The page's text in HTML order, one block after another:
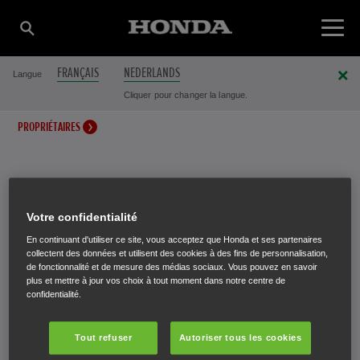
Langue FRANÇAIS NEDERLANDS
Cliquer pour changer la langue.
PROPRIÉTAIRES
INFORMATION GARANTIE EN
PÉRIODE DE CORONAVIRUS
réparation requise n’a pas été possible en raison des
Votre confidentialité
En continuant d'utiliser ce site, vous acceptez que Honda et ses partenaires
collectent des données et utilisent des cookies à des fins de personnalisation,
de fonctionnalité et de mesure des médias sociaux. Vous pouvez en savoir
plus et mettre à jour vos choix à tout moment dans notre centre de
confidentialité.
Tout refuser Autoriser tous les cookies